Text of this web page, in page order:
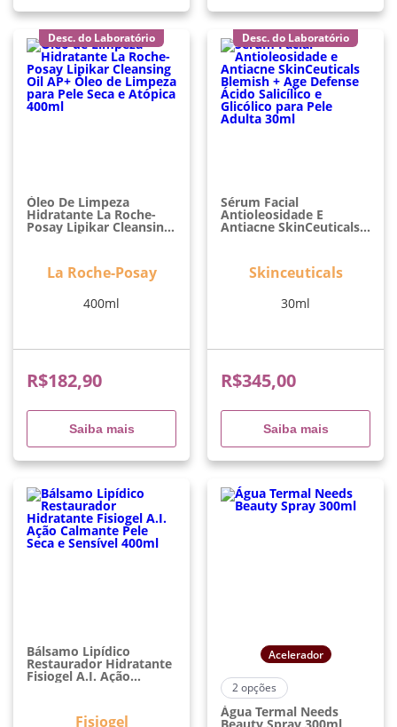
Desc. do Laboratório
Óleo De Limpeza
Hidratante La Roche-
Posay Lipikar Cleansing
Oil AP+ Óleo De
E Atópica 400ml
La Roche-Posay
400ml
R$182,90
Saiba mais
Desc. do Laboratório
Sérum Facial
Antioleosidade E
Antiacne SkinCeuticals
Glicólico Para Pele
Adulta 30ml
Skinceuticals
30ml
R$345,00
Saiba mais
Bálsamo Lipídico
Restaurador Hidratante
Fisiogel A.I. Ação
Calmante Pele Seca E
Fisiogel
Acelerador
2opções
Água Termal Needs